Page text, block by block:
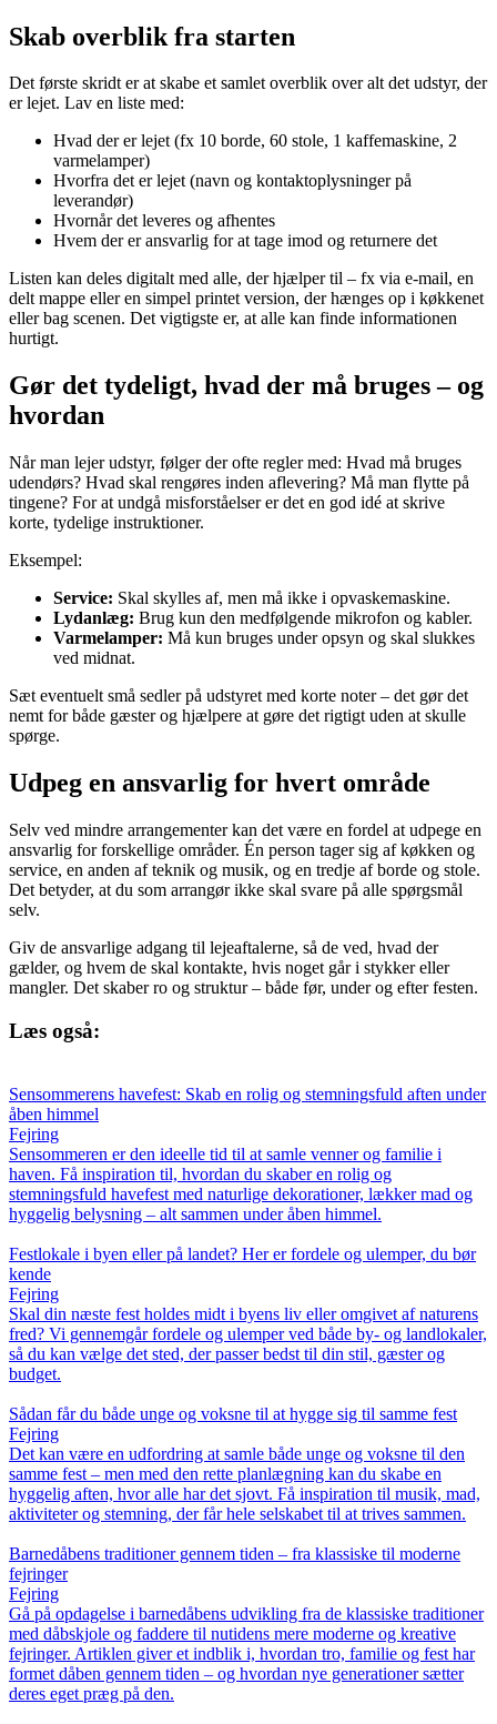
Skab overblik fra starten
Det første skridt er at skabe et samlet overblik over alt det udstyr, der
er lejet. Lav en liste med:
Hvad der er lejet (fx 10 borde, 60 stole, 1 kaffemaskine, 2
varmelamper)
Hvorfra det er lejet (navn og kontaktoplysninger på
leverandør)
Hvornår det leveres og afhentes
Hvem der er ansvarlig for at tage imod og returnere det
Listen kan deles digitalt med alle, der hjælper til – fx via e-mail, en
delt mappe eller en simpel printet version, der hænges op i køkkenet
eller bag scenen. Det vigtigste er, at alle kan finde informationen
hurtigt.
Gør det tydeligt, hvad der må bruges – og
hvordan
Når man lejer udstyr, følger der ofte regler med: Hvad må bruges
udendørs? Hvad skal rengøres inden aflevering? Må man flytte på
tingene? For at undgå misforståelser er det en god idé at skrive
korte, tydelige instruktioner.
Eksempel:
Service: Skal skylles af, men må ikke i opvaskemaskine.
Lydanlæg: Brug kun den medfølgende mikrofon og kabler.
Varmelamper: Må kun bruges under opsyn og skal slukkes
ved midnat.
Sæt eventuelt små sedler på udstyret med korte noter – det gør det
nemt for både gæster og hjælpere at gøre det rigtigt uden at skulle
spørge.
Udpeg en ansvarlig for hvert område
Selv ved mindre arrangementer kan det være en fordel at udpege en
ansvarlig for forskellige områder. Én person tager sig af køkken og
service, en anden af teknik og musik, og en tredje af borde og stole.
Det betyder, at du som arrangør ikke skal svare på alle spørgsmål
selv.
Giv de ansvarlige adgang til lejeaftalerne, så de ved, hvad der
gælder, og hvem de skal kontakte, hvis noget går i stykker eller
mangler. Det skaber ro og struktur – både før, under og efter festen.
Læs også:
Sensommerens havefest: Skab en rolig og stemningsfuld aften under
åben himmel
Fejring
Sensommeren er den ideelle tid til at samle venner og familie i
haven. Få inspiration til, hvordan du skaber en rolig og
stemningsfuld havefest med naturlige dekorationer, lækker mad og
hyggelig belysning – alt sammen under åben himmel.
Festlokale i byen eller på landet? Her er fordele og ulemper, du bør
kende
Fejring
Skal din næste fest holdes midt i byens liv eller omgivet af naturens
fred? Vi gennemgår fordele og ulemper ved både by- og landlokaler,
så du kan vælge det sted, der passer bedst til din stil, gæster og
budget.
Sådan får du både unge og voksne til at hygge sig til samme fest
Fejring
Det kan være en udfordring at samle både unge og voksne til den
samme fest – men med den rette planlægning kan du skabe en
hyggelig aften, hvor alle har det sjovt. Få inspiration til musik, mad,
aktiviteter og stemning, der får hele selskabet til at trives sammen.
Barnedåbens traditioner gennem tiden – fra klassiske til moderne
fejringer
Fejring
Gå på opdagelse i barnedåbens udvikling fra de klassiske traditioner
med dåbskjole og faddere til nutidens mere moderne og kreative
fejringer. Artiklen giver et indblik i, hvordan tro, familie og fest har
formet dåben gennem tiden – og hvordan nye generationer sætter
deres eget præg på den.